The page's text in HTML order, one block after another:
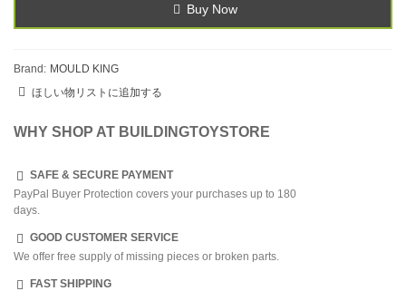
Buy Now
Brand: MOULD KING
ほしい物リストに追加する
WHY SHOP AT BUILDINGTOYSTORE
SAFE & SECURE PAYMENT
PayPal Buyer Protection covers your purchases up to 180
days.
GOOD CUSTOMER SERVICE
We offer free supply of missing pieces or broken parts.
FAST SHIPPING